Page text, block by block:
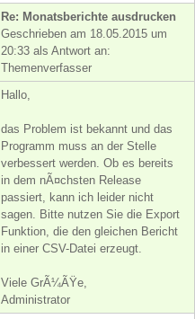
Re: Monatsberichte ausdrucken
Geschrieben am 18.05.2015 um
20:33 als Antwort an:
Themenverfasser
Hallo,
das Problem ist bekannt und das
Programm muss an der Stelle
verbessert werden. Ob es bereits
in dem nÃ¤chsten Release
passiert, kann ich leider nicht
sagen. Bitte nutzen Sie die Export
Funktion, die den gleichen Bericht
in einer CSV-Datei erzeugt.
Viele GrÃ¼ÃŸe,
Administrator